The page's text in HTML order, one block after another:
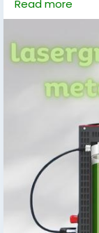
Aluminium und
maximaler
für höchste
Read more